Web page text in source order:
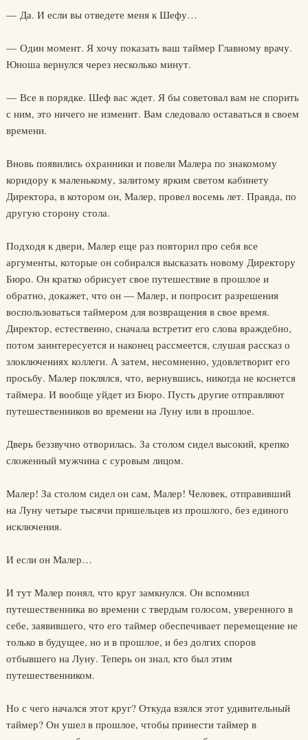
— Да. И если вы отведете меня к Шефу…
— Один момент. Я хочу показать ваш таймер Главному врачу.
Юноша вернулся через несколько минут.
— Все в порядке. Шеф вас ждет. Я бы советовал вам не спорить
с ним, это ничего не изменит. Вам следовало оставаться в своем
времени.
Вновь появились охранники и повели Малера по знакомому
коридору к маленькому, залитому ярким светом кабинету
Директора, в котором он, Малер, провел восемь лет. Правда, по
другую сторону стола.
Подходя к двери, Малер еще раз повторил про себя все
аргументы, которые он собирался высказать новому Директору
Бюро. Он кратко обрисует свое путешествие в прошлое и
обратно, докажет, что он — Малер, и попросит разрешения
воспользоваться таймером для возвращения в свое время.
Директор, естественно, сначала встретит его слова враждебно,
потом заинтересуется и наконец рассмеется, слушая рассказ о
злоключениях коллеги. А затем, несомненно, удовлетворит его
просьбу. Малер поклялся, что, вернувшись, никогда не коснется
таймера. И вообще уйдет из Бюро. Пусть другие отправляют
путешественников во времени на Луну или в прошлое.
Дверь беззвучно отворилась. За столом сидел высокий, крепко
сложенный мужчина с суровым лицом.
Малер! За столом сидел он сам, Малер! Человек, отправивший
на Луну четыре тысячи пришельцев из прошлого, без единого
исключения.
И если он Малер…
И тут Малер понял, что круг замкнулся. Он вспомнил
путешественника во времени с твердым голосом, уверенного в
себе, заявившего, что его таймер обеспечивает перемещение не
только в будущее, но и в прошлое, и без долгих споров
отбывшего на Луну. Теперь он знал, кто был этим
путешественником.
Но с чего начался этот круг? Откуда взялся этот удивительный
таймер? Он ушел в прошлое, чтобы принести таймер в